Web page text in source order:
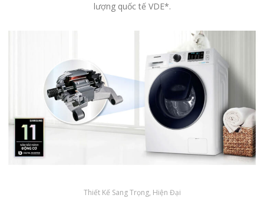
lượng quốc tế VDE*.
Thiết Kế Sang Trọng, Hiện Đại